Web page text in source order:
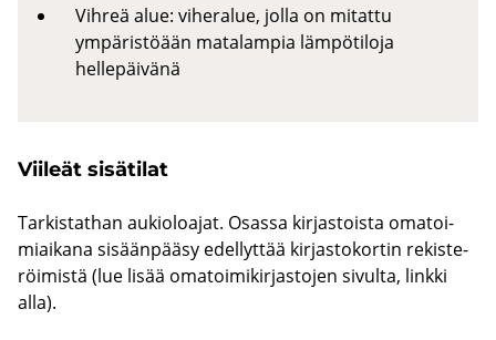
Vihreä alue: viheralue, jolla on mitattu
ympäristöään matalampia lämpötiloja
hellepäivänä
Vii­leät si­sä­ti­lat
Tar­kis­tat­han au­kio­loa­jat. Osas­sa kir­jas­tois­ta oma­toi­
miai­ka­na si­sään­pää­sy edel­lyt­tää kir­jas­to­kor­tin re­kis­te­
röi­mis­tä (lue lisää oma­toi­mi­kir­jas­to­jen si­vul­ta, link­ki
alla).